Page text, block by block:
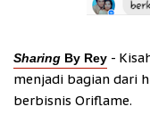
Sharing By Rey -
menjadi bagian dari
berbisnis Oriflame.